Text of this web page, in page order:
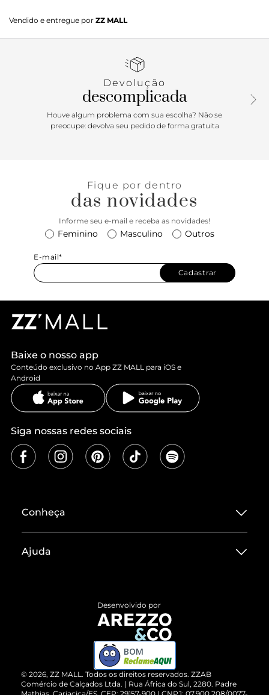
transforma qualquer look na hora. Com cabedal em
camurça macia, as aplicações de studs dão o toque de
tom neutro. O salto bloco médio garante conforto e estilo,
charme. E o bico quadrado? Moderno e cheio de
personalidade, faz dessa sandália salto bloco bege um
must-have pra quem quer estar sempre na linha fashion
com uma pegada descolada.
Vendido e entregue por ZZ MALL
Devolução
descomplicada
Houve algum problema com sua escolha? Não se
preocupe: devolva seu pedido de forma gratuita
Fique por dentro
das novidades
Informe seu e-mail e receba as novidades!
Feminino Masculino Outros
E-mail*
Cadastrar
Baixe o nosso app
Conteúdo exclusivo no App ZZ MALL para iOS e
Android
Siga nossas redes sociais
Conheça
Termos de Uso
ZZ MALL é confiável
Cartão Presente
Ajuda
Devolução do Produto
Compre pelo WhatsApp
© 2026, ZZ MALL. Todos os direitos reservados. ZZAB
Comércio de Calçados Ltda. | Rua África do Sul, 2280. Padre
Desenvolvido por
BOM